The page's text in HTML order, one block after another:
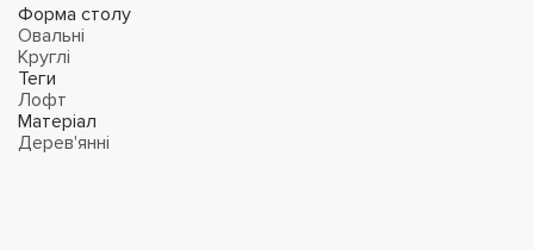
Форма столу
Овальні
Круглі
Теги
Лофт
Матеріал
Дерев'янні